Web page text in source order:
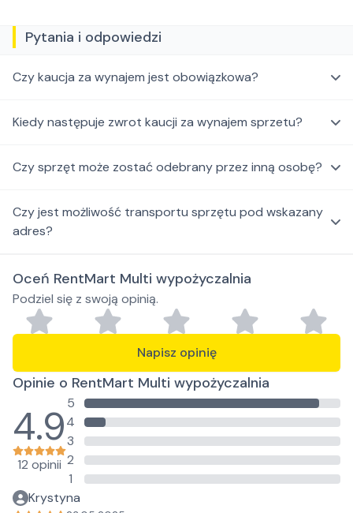
Pytania i odpowiedzi
Czy kaucja za wynajem jest obowiązkowa?
Kiedy następuje zwrot kaucji za wynajem sprzetu?
Czy sprzęt może zostać odebrany przez inną osobę?
Czy jest możliwość transportu sprzętu pod wskazany
adres?
Oceń RentMart Multi wypożyczalnia
Podziel się z swoją opinią.
Napisz opinię
Opinie o RentMart Multi wypożyczalnia
4.9
12 opinii
5
4
3
2
1
Krystyna